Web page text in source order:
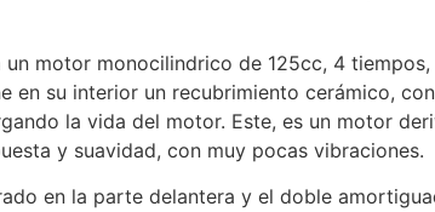
un motor monocilindrico de 125cc, 4
su interior un recubrimiento cerámico,
la vida del motor. Este, es un motor
y suavidad, con muy pocas vibraciones.
en la parte delantera y el doble